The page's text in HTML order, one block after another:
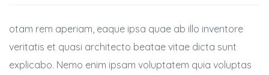
otam rem aperiam, eaque ipsa quae ab illo inventore
veritatis et quasi architecto beatae vitae dicta sunt
explicabo. Nemo enim ipsam voluptatem quia voluptas